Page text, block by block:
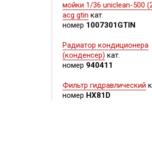
мойки 1/36 uniclean-500
acg gtin кат.
номер 1007301GTIN
Радиатор кондиционера
(конденсер) кат.
номер 940411
Фильтр гидравлический
номер HX81D